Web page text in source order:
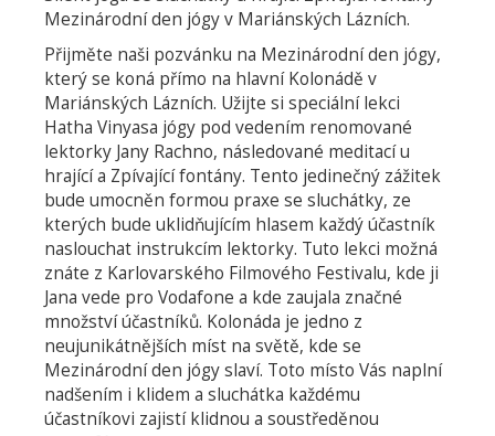
Mezinárodní den jógy v Mariánských Lázních.
Přijměte naši pozvánku na Mezinárodní den jógy,
který se koná přímo na hlavní Kolonádě v
Mariánských Lázních. Užijte si speciální lekci
Hatha Vinyasa jógy pod vedením renomované
lektorky Jany Rachno, následované meditací u
hrající a Zpívající fontány. Tento jedinečný zážitek
bude umocněn formou praxe se sluchátky, ze
kterých bude uklidňujícím hlasem každý účastník
naslouchat instrukcím lektorky. Tuto lekci možná
znáte z Karlovarského Filmového Festivalu, kde ji
Jana vede pro Vodafone a kde zaujala značné
množství účastníků. Kolonáda je jedno z
neujunikátnějších míst na světě, kde se
Mezinárodní den jógy slaví. Toto místo Vás naplní
nadšením i klidem a sluchátka každému
účastníkovi zajistí klidnou a soustředěnou